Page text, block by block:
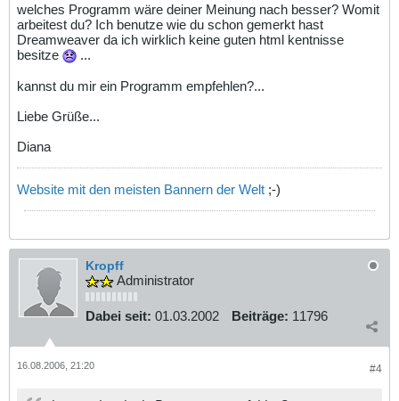
welches Programm wäre deiner Meinung nach besser? Womit
arbeitest du? Ich benutze wie du schon gemerkt hast
Dreamweaver da ich wirklich keine guten html kentnisse
besitze
...
kannst du mir ein Programm empfehlen?...
Liebe Grüße...
Diana
Website mit den meisten Bannern der Welt ;-)
Kropff
Administrator
Dabei seit: 01.03.2002 Beiträge: 11796
#4
16.08.2006, 21:20